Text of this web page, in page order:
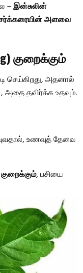
–இன்சுலின்
அளவை
குறைக்கும்
செய்கிறது, அதனால்
அதை தவிர்க்க உதவும்.
உணவுத் தேவை
, பசியை